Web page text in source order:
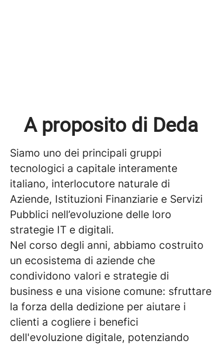
A proposito di Deda
Siamo uno dei principali gruppi
tecnologici a capitale interamente
italiano, interlocutore naturale di
Aziende, Istituzioni Finanziarie e Servizi
Pubblici nell’evoluzione delle loro
strategie IT e digitali.
Nel corso degli anni, abbiamo costruito
un ecosistema di aziende che
condividono valori e strategie di
business e una visione comune: sfruttare
la forza della dedizione per aiutare i
clienti a cogliere i benefici
dell'evoluzione digitale, potenziando